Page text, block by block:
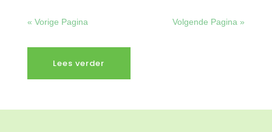
« Vorige Pagina Volgende Pagina »
Lees verder